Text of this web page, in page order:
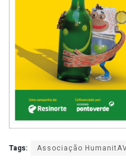
Tags: Associação